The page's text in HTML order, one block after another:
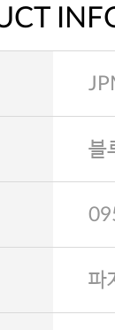
블
파